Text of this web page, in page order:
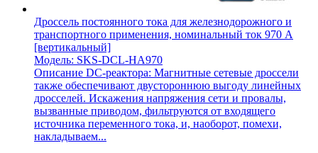
Дроссель постоянного тока для железнодорожного и
транспортного применения, номинальный ток 970 А
[вертикальный]
Модель: SKS-DCL-HA970
Описание DC-реактора: Магнитные сетевые дроссели
также обеспечивают двустороннюю выгоду линейных
дросселей. Искажения напряжения сети и провалы,
вызванные приводом, фильтруются от входящего
источника переменного тока, и, наоборот, помехи,
накладываем...